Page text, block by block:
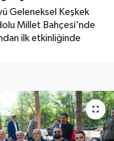
Geleneksel Keşkek
Millet Bahçesi'nde
ilk etkinliğinde